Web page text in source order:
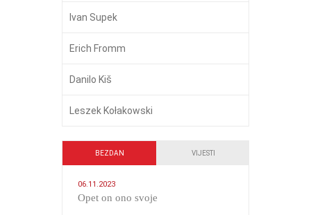
Ivan Supek
Erich Fromm
Danilo Kiš
Leszek Kołakowski
BEZDAN VIJESTI
06.11.2023
​Opet on ono svoje